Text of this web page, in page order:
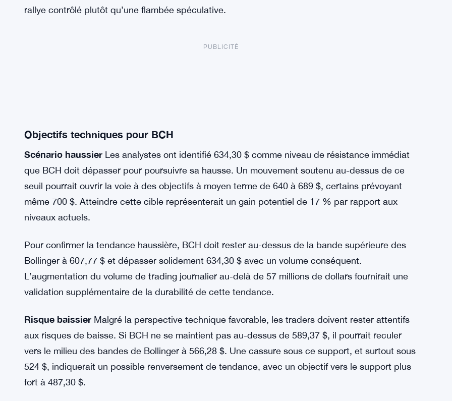
rallye contrôlé plutôt qu’une flambée spéculative.
PUBLICITÉ
Objectifs techniques pour BCH
Scénario haussierLes analystes ont identifié 634,30 $ comme niveau de résistance immédiat
que BCH doit dépasser pour poursuivre sa hausse. Un mouvement soutenu au-dessus de ce
seuil pourrait ouvrir la voie à des objectifs à moyen terme de 640 à 689 $, certains prévoyant
niveaux actuels.
Pour confirmer la tendance haussière, BCH doit rester au-dessus de la bande supérieure des
Bollinger à 607,77 $ et dépasser solidement 634,30 $ avec un volume conséquent.
L’augmentation du volume de trading journalier au-delà de 57 millions de dollars fournirait une